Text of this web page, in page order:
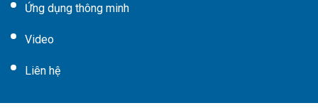
Ứng dụng thông minh
Video
Liên hệ